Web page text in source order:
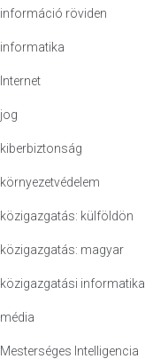
információ röviden
informatika
Internet
jog
kiberbiztonság
környezetvédelem
közigazgatás: külföldön
közigazgatás: magyar
közigazgatási informatika
média
Mesterséges Intelligencia